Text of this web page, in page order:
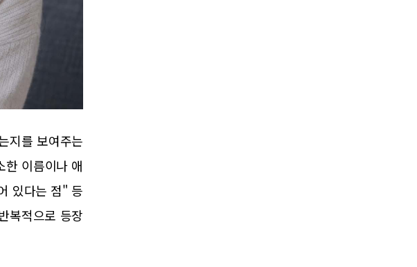
지를 보여주는
이름이나 애
있다는 점" 등
복적으로 등장